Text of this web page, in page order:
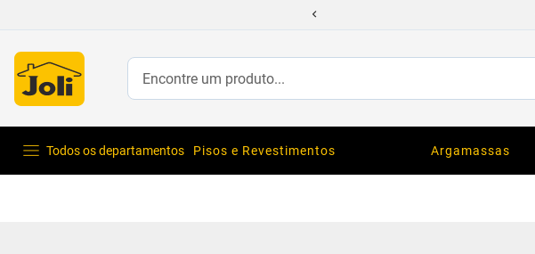
Encontre um produto...
Todos os departamentos Pisos e Revestimentos Argamassas